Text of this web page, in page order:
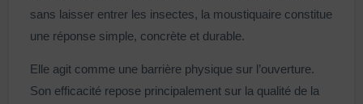
sans laisser entrer les insectes, la moustiquaire constitue
une réponse simple, concrète et durable.
Elle agit comme une barrière physique sur l’ouverture.
Son efficacité repose principalement sur la qualité de la